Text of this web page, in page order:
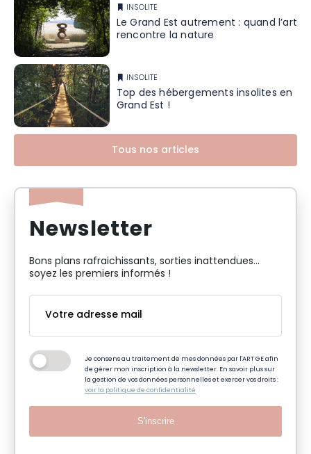
INSOLITE
Le Grand Est autrement : quand l’art
rencontre la nature
INSOLITE
Top des hébergements insolites en
Grand Est !
Tous nos articles
Newsletter
Bons plans rafraichissants, sorties inattendues…
soyez les premiers informés !
Je consens au traitement de mes données par l'ART GE afin
de gérer mon inscription à la newsletter. En savoir plus sur
la gestion de vos données personnelles et exercer vos droits :
voir la politique de confidentialité
S'inscrire